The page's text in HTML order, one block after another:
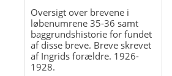
Oversigt over brevene i
løbenumrene 35-36 samt
baggrundshistorie for fundet
af disse breve. Breve skrevet
af Ingrids forældre. 1926-
1928.